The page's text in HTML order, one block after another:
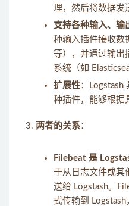
理，然后将数据发
支持各种输入、输
种输入插件接收数
等），并通过输出
系统（如
扩展性：Logstash
种插件，能够根据
两者的关系：
Filebeat 是
于从日志文件或其
送给 Logstash。
式传输到